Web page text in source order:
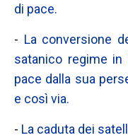
di pace.
- La conversione
satanico regime
pace dalla sua
e così via.
- La caduta dei